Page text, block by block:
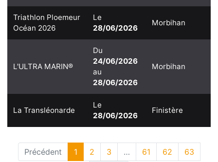
Triathlon Ploemeur
Océan 2026
Le
28/06/2026
Morbihan
L'ULTRA MARIN®
Du
24/06/2026
au
28/06/2026
Morbihan
La Transléonarde
Le
28/06/2026
Finistère
Précédent 1 2 3 … 61 62
63